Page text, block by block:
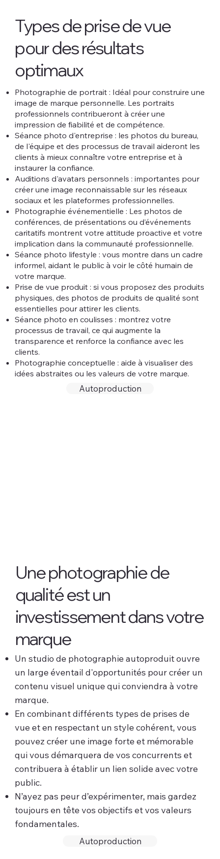
Une photographie de
qualité est un
investissement dans votre
marque
Un studio de photographie autoproduit ouvre
un large éventail d'opportunités pour créer un
contenu visuel unique qui conviendra à votre
marque.
En combinant différents types de prises de
vue et en respectant un style cohérent, vous
pouvez créer une image forte et mémorable
qui vous démarquera de vos concurrents et
contribuera à établir un lien solide avec votre
public.
N’ayez pas peur d’expérimenter, mais gardez
toujours en tête vos objectifs et vos valeurs
fondamentales.
Autoproduction
Types de prise de vue
pour des résultats
optimaux
Photographie de portrait : Idéal pour construire une
image de marque personnelle. Les portraits
professionnels contribueront à créer une
impression de fiabilité et de compétence.
Séance photo d'entreprise : les photos du bureau,
de l'équipe et des processus de travail aideront les
clients à mieux connaître votre entreprise et à
instaurer la confiance.
Auditions d'avatars personnels : importantes pour
créer une image reconnaissable sur les réseaux
sociaux et les plateformes professionnelles.
Photographie événementielle : Les photos de
conférences, de présentations ou d’événements
caritatifs montrent votre attitude proactive et votre
implication dans la communauté professionnelle.
Séance photo lifestyle : vous montre dans un cadre
informel, aidant le public à voir le côté humain de
votre marque.
Prise de vue produit : si vous proposez des produits
physiques, des photos de produits de qualité sont
essentielles pour attirer les clients.
Séance photo en coulisses : montrez votre
processus de travail, ce qui augmente la
transparence et renforce la confiance avec les
clients.
Photographie conceptuelle : aide à visualiser des
idées abstraites ou les valeurs de votre marque.
Autoproduction